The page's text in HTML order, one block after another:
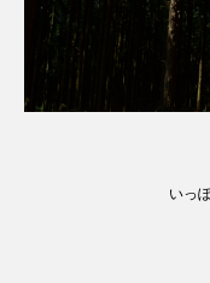
いっ